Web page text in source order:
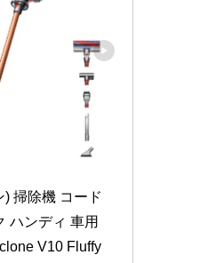
) 掃除機 コード
ハンディ 車用
V10 Fluffy